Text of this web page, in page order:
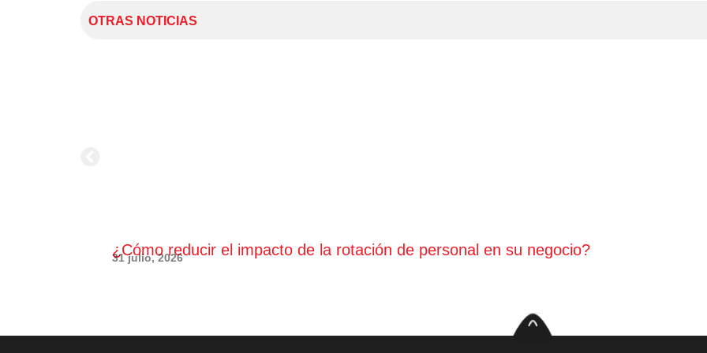
OTRAS NOTICIAS
¿Cómo reducir el impacto de la rotación de personal en su negocio?
31 julio, 2026